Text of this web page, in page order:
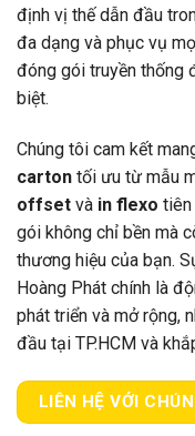
định vị thế dẫn đầu
đa dạng và phục vụ
đóng gói truyền thống
biệt.
Chúng tôi cam kết
carton tối ưu từ mẫu
offset và in flexo tiên
gói không chỉ bền mà
thương hiệu của bạn.
Hoàng Phát chính là
phát triển và mở rộng,
đầu tại TP.HCM và
LIÊN HỆ VỚI